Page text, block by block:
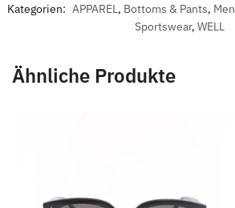
Kategorien: APPAREL , Bottoms & Pants, Men
Sportswear, WELL
Ähnliche Produkte